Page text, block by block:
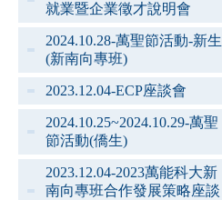
就業暨企業徵才說明會
2024.10.28-萬聖節活動-新生
(新南向專班)
2023.12.04-ECP座談會
2024.10.25~2024.10.29-萬聖
節活動(僑生)
2023.12.04-2023萬能科大新
南向專班合作發展策略座談